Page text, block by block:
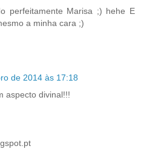
perfeitamente Marisa ;) hehe E
a minha cara ;)
de 2014 às 17:18
aspecto divinal!!!